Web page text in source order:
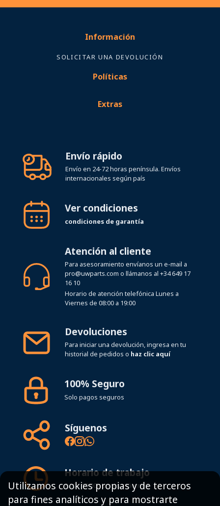
Información
SOLICITAR UNA DEVOLUCIÓN
Políticas
Extras
Envío rápido
Envío en 24-72 horas península. Envíos
internacionales según país
Ver condiciones
condiciones de garantía
Atención al cliente
Para asesoramiento envíanos un e-mail a
pro@uwparts.com o llámanos al +34 649 17
16 10
Horario de atención telefónica Lunes a
Viernes de 08:00 a 19:00
Devoluciones
Para iniciar una devolución, ingresa en tu
historial de pedidos o haz clic aquí
100% Seguro
Solo pagos seguros
Síguenos
Horario de trabajo
8:00 - 19:00h Lunes - Viernes
Utilizamos cookies propias y de terceros
para fines analíticos y para mostrarte